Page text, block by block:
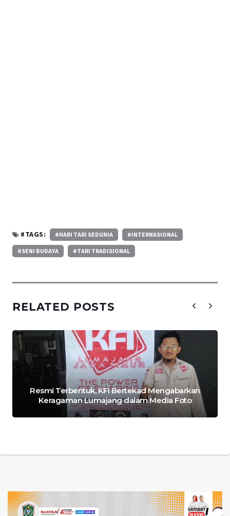
#TAGS: #HARI TARI SEDUNIA #INTERNASIONAL
#SENI BUDAYA #TARI TRADISIONAL
RELATED POSTS
Resmi Terbentuk, KFI Bertekad Mengabarkan
Keragaman Lumajang dalam Media Foto